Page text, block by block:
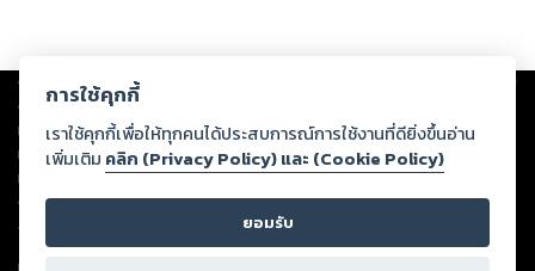
Copyright © 2026
ต่อผลงานหรือเนื้อหาใดที่อัปโหลดผ่านเว็บไซต์และปรากฏว่าละเมิดสิทธิใน
ทรัพย์สินทางปัญญาของบุคคลอื่นหรือขัดต่อกฎหมายและศีลธรรม ดังนั้น ผู้อ่าน
ทุกท่านโปรดใช้วิจารณญาณในการกลั่นกรองด้วยตนเอง และหากท่านพบว่าส่วน
หนึ่งส่วนใดขัดต่อกฎหมายและศีลธรรม กรุณาแจ้งมายังบริษัท เพื่อทีมงานจะได้
ดำเนินการในทันที ทั้งนี้ ทางสตอรี่ล็อกขอสงวนลิขสิทธิ์ตามพระราชบัญญัติ
ลิขสิทธิ์ พ.ศ. 2537 (ฉบับล่าสุด)
การใช้คุกกี้
เราใช้คุกกี้เพื่อให้ทุกคนได้ประสบการณ์การใช้งานที่ดียิ่งขึ้นอ่าน
เพิ่มเติม คลิก (Privacy Policy) และ (Cookie Policy)
ยอมรับ